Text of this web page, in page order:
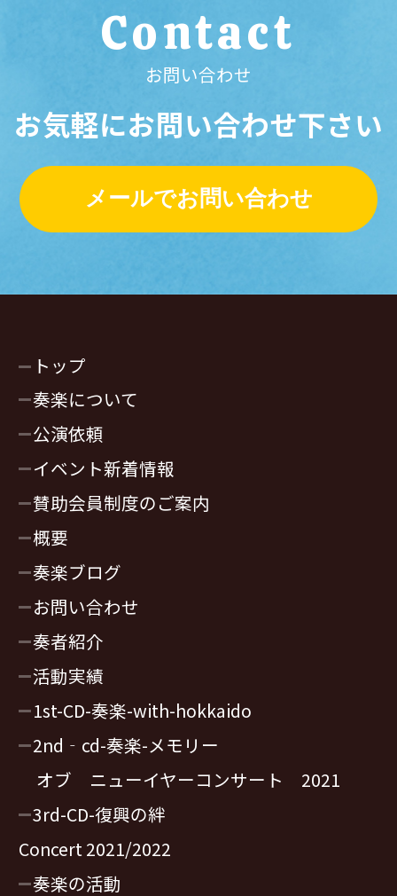
Contact
お問い合わせ
お気軽にお問い合わせ下さい
メールでお問い合わせ
トップ
奏楽について
公演依頼
イベント新着情報
賛助会員制度のご案内
概要
奏楽ブログ
お問い合わせ
奏者紹介
活動実績
1st-CD-奏楽-with-hokkaido
2nd‐cd-奏楽-メモリー
オブ ニューイヤーコンサート 2021
3rd-CD-復興の絆
Concert 2021/2022
奏楽の活動